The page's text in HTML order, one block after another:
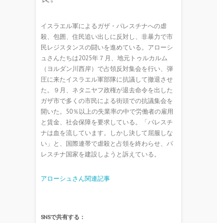
イスラエル軍によるガザ・パレスチナへの虐
殺、包囲、住民追い出しに反対し、非暴力で市
民レジスタンスの闘いを進めている。アローシ
ュさんたちは2025年７月、地元トゥルカルム
（ヨルダン川西岸）で占領反対集会を行い、弾
圧に来たイスラエル軍部隊に抗議して撤退させ
た。９月、ネタニヤフ政権が退去命令を出した
ガザ市で多くの市民による街頭での抗議集会を
開いた。50％以上の失業率の中で労働者の雇用
と賃金、社会保障を要求している。「パレスチ
ナは血を流しています。しかし決して屈服しな
い」と、国際連帯で虐殺と占領を終わらせ、パ
レスチナ国家を建設しようと訴えている。
アローシュさん関連記事
SNSで共有する：